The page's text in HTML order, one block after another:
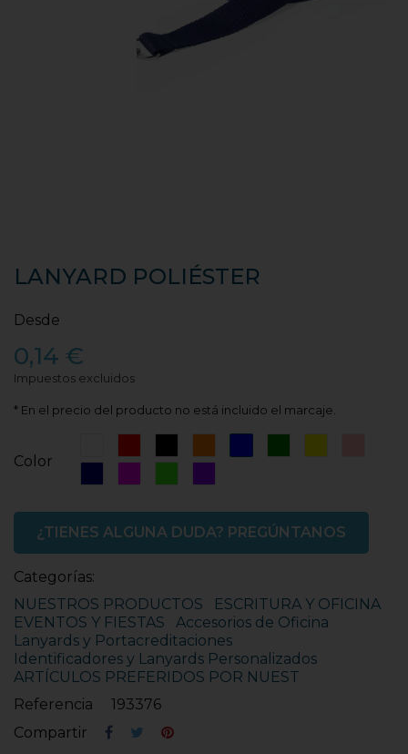
LANYARD POLIÉSTER
Desde
0,14 €
Impuestos excluidos
* En el precio del producto no está incluido el marcaje.
Color
MarinoFucsiaFluor
¿TIENES ALGUNA DUDA? PREGÚNTANOS
Categorías:
NUESTROS PRODUCTOS
ESCRITURA Y OFICINA
EVENTOS Y FIESTAS
Accesorios de Oficina
Lanyards y Portacreditaciones
Identificadores y Lanyards Personalizados
ARTÍCULOS PREFERIDOS POR NUEST
Referencia
193376
Compartir